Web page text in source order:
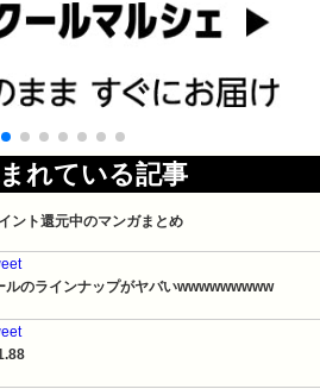
れている記事
ント還元中のマンガまとめ
ルのラインナップがヤバいwwwwwwwww